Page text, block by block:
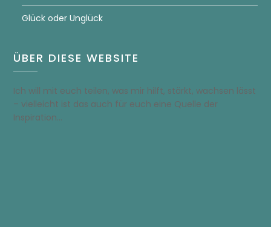
Glück oder Unglück
ÜBER DIESE WEBSITE
Ich will mit euch teilen, was mir hilft, stärkt, wachsen lässt
– vielleicht ist das auch für euch eine Quelle der
Inspiration…